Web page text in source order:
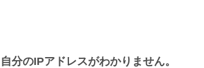
自分のIPアドレスがわかりません。